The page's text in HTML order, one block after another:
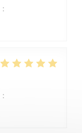
:
: